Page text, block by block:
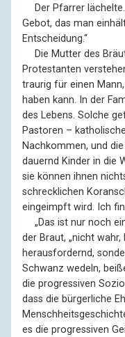
Der Pfarrer
Gebot, das man
Entscheidung.“
Die Mutter des
Protestanten
traurig für einen
haben kann. In der
des Lebens. Solche
Pastoren –
Nachkommen, und
dauernd Kinder in die
sie können ihnen
schrecklichen
eingeimpft wird. Ich
„Das ist nur noch
der Braut, „nicht
herausfordernd,
Schwanz wedeln,
die progressiven
dass die bürgerliche
es die progressiven